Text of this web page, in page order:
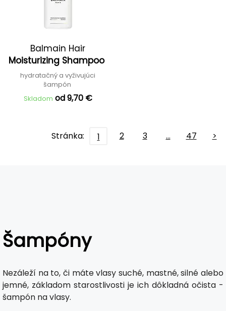
Balmain Hair
Moisturizing Shampoo
hydratačný a vyživujúci
šampón
Skladom od 9,70 €
Stránka: 1 2 3 … 47 >
Šampóny
Nezáleží na to, či máte vlasy suché, mastné, silné alebo
jemné, základom starostlivosti je ich dôkladná očista -
šampón na vlasy.